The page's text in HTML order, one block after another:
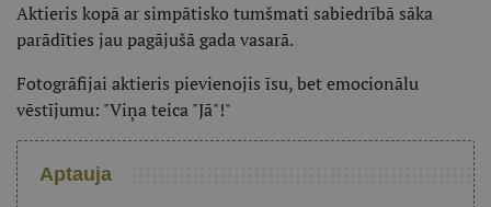
Aktieris kopā ar simpātisko tumšmati sabiedrībā sāka
parādīties jau pagājušā gada vasarā.
Fotogrāfijai aktieris pievienojis īsu, bet emocionālu
vēstījumu: "Viņa teica "Jā"!"
Aptauja